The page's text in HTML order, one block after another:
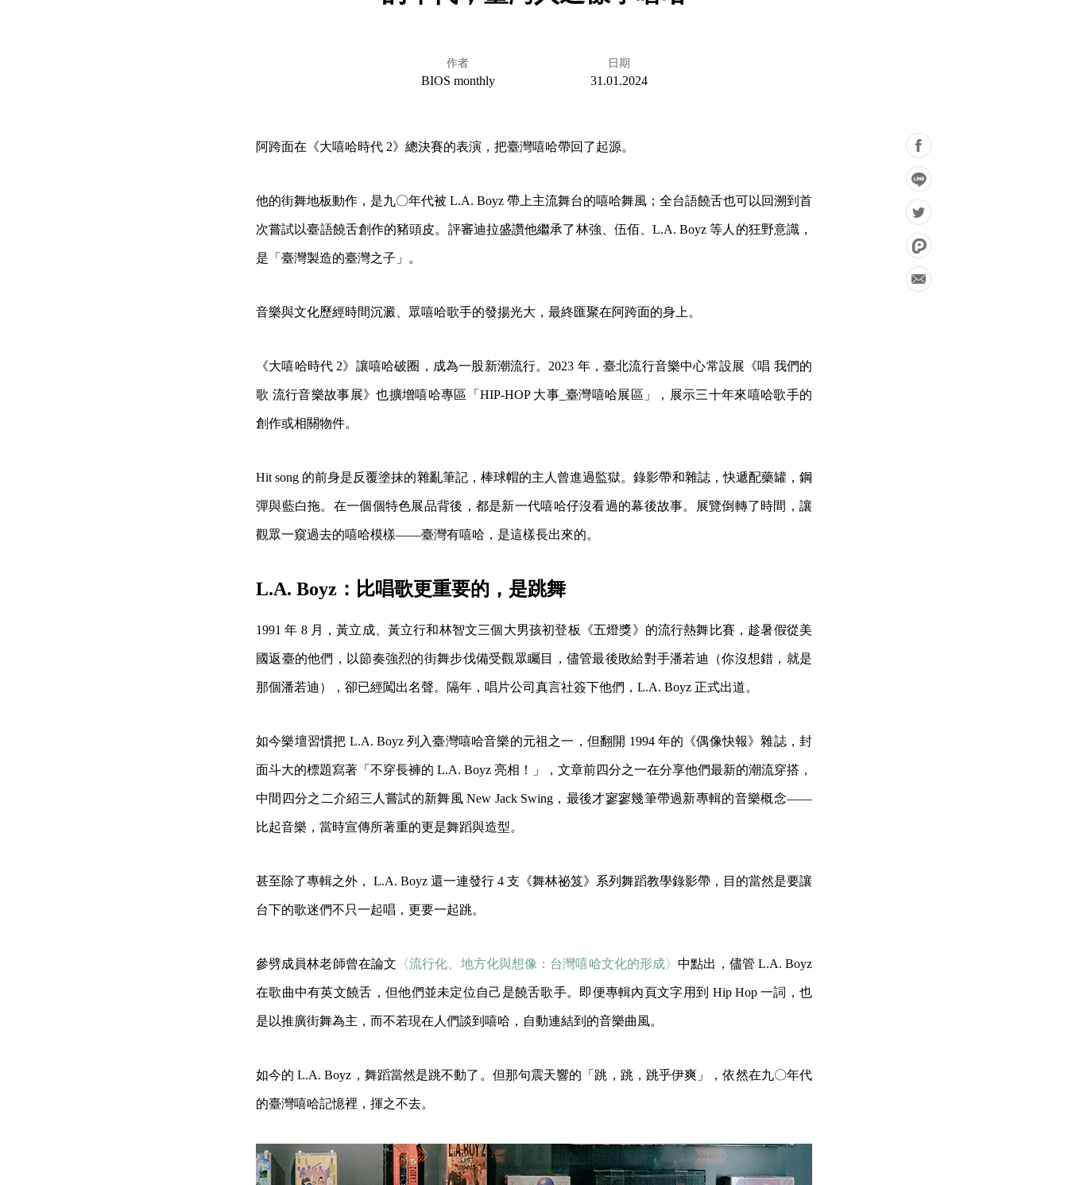
作者
BIOS monthly
日期
31.01.2024
阿跨面在《大嘻哈時代 2》總決賽的表演，把臺灣嘻哈帶回了起源。
他的街舞地板動作，是九〇年代被 L.A. Boyz 帶上主流舞台的嘻哈舞風；全台語饒舌也可以回溯到首
次嘗試以臺語饒舌創作的豬頭皮。評審迪拉盛讚他繼承了林強、伍佰、L.A. Boyz 等人的狂野意識，
是「臺灣製造的臺灣之子」。
音樂與文化歷經時間沉澱、眾嘻哈歌手的發揚光大，最終匯聚在阿跨面的身上。
《大嘻哈時代 2》讓嘻哈破圈，成為一股新潮流行。2023 年，臺北流行音樂中心常設展《唱 我們的
歌 流行音樂故事展》也擴增嘻哈專區「HIP-HOP 大事_臺灣嘻哈展區」，展示三十年來嘻哈歌手的
創作或相關物件。
Hit song 的前身是反覆塗抹的雜亂筆記，棒球帽的主人曾進過監獄。錄影帶和雜誌，快遞配藥罐，鋼
彈與藍白拖。在一個個特色展品背後，都是新一代嘻哈仔沒看過的幕後故事。展覽倒轉了時間，讓
觀眾一窺過去的嘻哈模樣——臺灣有嘻哈，是這樣長出來的。
L.A. Boyz：比唱歌更重要的，是跳舞
1991 年 8 月，黃立成、黃立行和林智文三個大男孩初登板《五燈獎》的流行熱舞比賽，趁暑假從美
國返臺的他們，以節奏強烈的街舞步伐備受觀眾矚目，儘管最後敗給對手潘若迪（你沒想錯，就是
那個潘若迪），卻已經闖出名聲。隔年，唱片公司真言社簽下他們，L.A. Boyz 正式出道。
如今樂壇習慣把 L.A. Boyz 列入臺灣嘻哈音樂的元祖之一，但翻開 1994 年的《偶像快報》雜誌，封
面斗大的標題寫著「不穿長褲的 L.A. Boyz 亮相！」，文章前四分之一在分享他們最新的潮流穿搭，
中間四分之二介紹三人嘗試的新舞風 New Jack Swing，最後才寥寥幾筆帶過新專輯的音樂概念——
比起音樂，當時宣傳所著重的更是舞蹈與造型。
甚至除了專輯之外， L.A. Boyz 還一連發行 4 支《舞林祕笈》系列舞蹈教學錄影帶，目的當然是要讓
台下的歌迷們不只一起唱，更要一起跳。
參劈成員林老師曾在論文 〈流行化、地方化與想像：台灣嘻哈文化的形成〉中點出，儘管 L.A. Boyz
在歌曲中有英文饒舌，但他們並未定位自己是饒舌歌手。即便專輯內頁文字用到 Hip Hop 一詞，也
是以推廣街舞為主，而不若現在人們談到嘻哈，自動連結到的音樂曲風。
如今的 L.A. Boyz，舞蹈當然是跳不動了。但那句震天響的「跳，跳，跳乎伊爽」，依然在九〇年代
的臺灣嘻哈記憶裡，揮之不去。